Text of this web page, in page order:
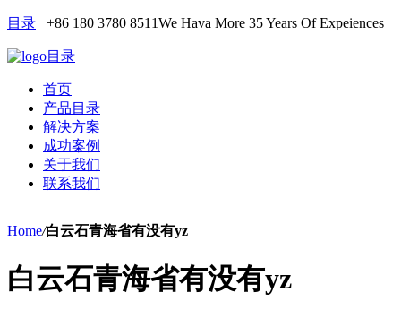
目录 +86 180 3780 8511We Hava More 35 Years Of Expeiences
目录
首页
产品目录
解决方案
成功案例
关于我们
联系我们
Home/白云石青海省有没有yz
白云石青海省有没有yz